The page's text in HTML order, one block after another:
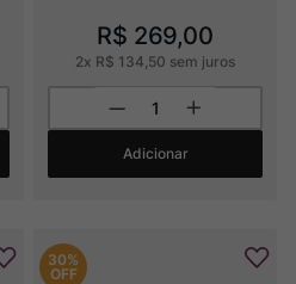
R$ 269,00
2x R$ 134 50 sem juros
Adicionar
30%
OFF